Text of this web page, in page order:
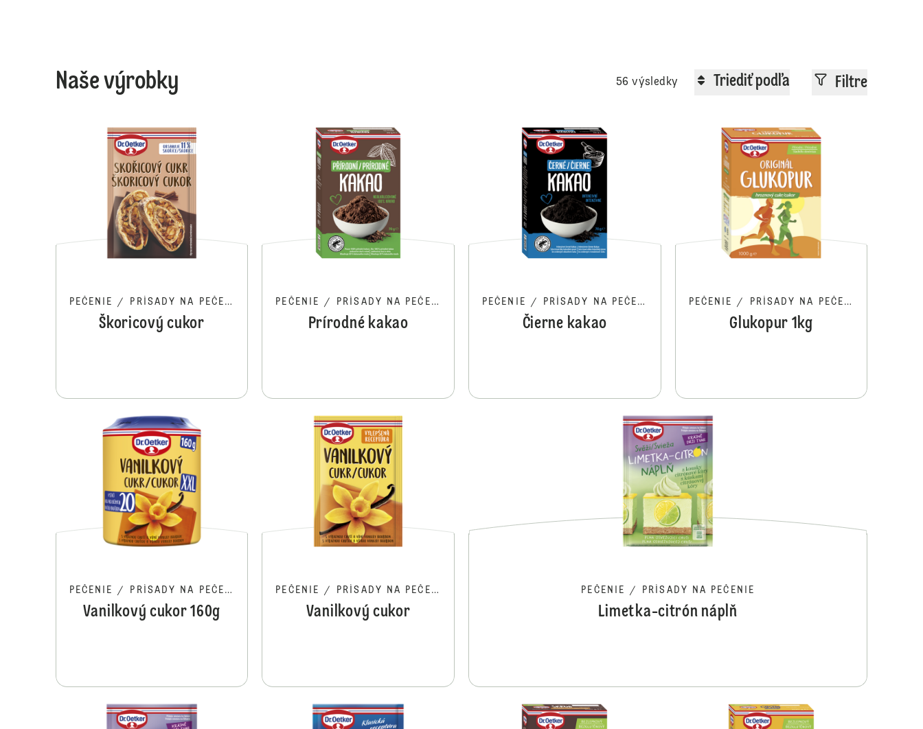
Naše výrobky 56 výsledky Triediť podľa Filtre
PEČENIE / PRÍSADY NA PEČENIE
Škoricový cukor
PEČENIE / PRÍSADY NA PEČENIE
Prírodné kakao
PEČENIE / PRÍSADY NA PEČENIE
Čierne kakao
PEČENIE / PRÍSADY NA PEČENIE
Glukopur 1kg
PEČENIE / PRÍSADY NA PEČENIE
Vanilkový cukor 160g
Vanilkový cukor
PEČENIE / PRÍSADY NA PEČENIE
Vanilkový cukor
PEČENIE / PRÍSADY NA PEČENIE
Limetka-citrón náplň
Čučoriedková náplň Zmes na Šľahanie